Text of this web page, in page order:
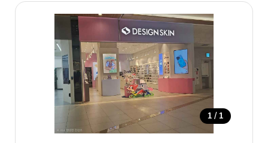
1 / 1